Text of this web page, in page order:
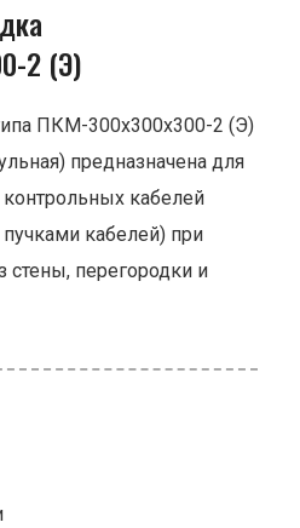
2 (Э)
ПКМ-300х300х300-2 (Э)
предназначена для
кабелей
кабелей) при
стены, перегородки и